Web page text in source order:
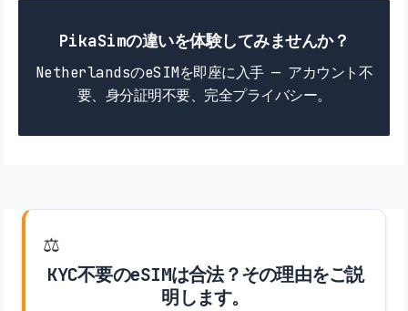
PikaSimの違いを体験してみませんか？
NetherlandsのeSIMを即座に入手 — アカウント不
要、身分証明不要、完全プライバシー。
⚖️
KYC不要のeSIMは合法？その理由をご説
明します。